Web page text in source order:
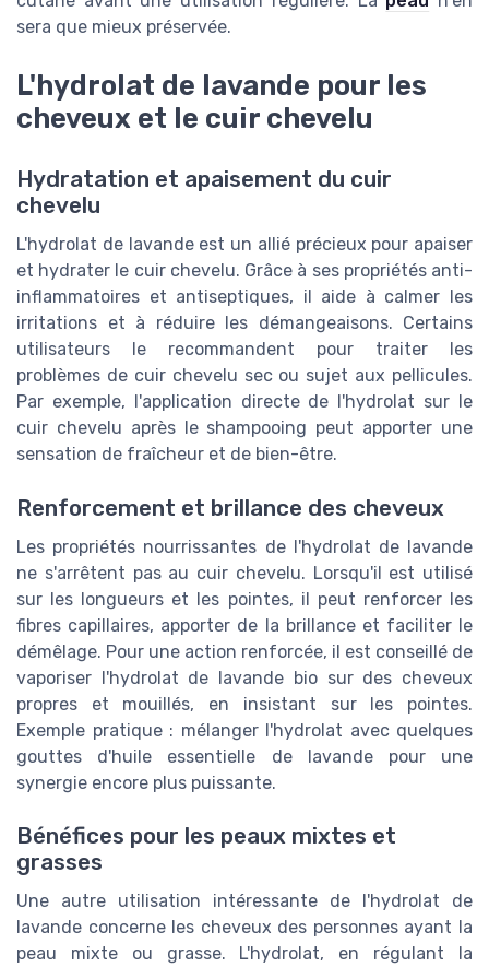
sera que mieux préservée.
L'hydrolat de lavande pour les
cheveux et le cuir chevelu
Hydratation et apaisement du cuir
chevelu
L'hydrolat de lavande est un allié précieux pour apaiser
et hydrater le cuir chevelu. Grâce à ses propriétés anti-
inflammatoires et antiseptiques, il aide à calmer les
irritations et à réduire les démangeaisons. Certains
utilisateurs le recommandent pour traiter les
problèmes de cuir chevelu sec ou sujet aux pellicules.
Par exemple, l'application directe de l'hydrolat sur le
cuir chevelu après le shampooing peut apporter une
sensation de fraîcheur et de bien-être.
Renforcement et brillance des cheveux
Les propriétés nourrissantes de l'hydrolat de lavande
ne s'arrêtent pas au cuir chevelu. Lorsqu'il est utilisé
sur les longueurs et les pointes, il peut renforcer les
fibres capillaires, apporter de la brillance et faciliter le
démêlage. Pour une action renforcée, il est conseillé de
vaporiser l'hydrolat de lavande bio sur des cheveux
propres et mouillés, en insistant sur les pointes.
Exemple pratique : mélanger l'hydrolat avec quelques
gouttes d'huile essentielle de lavande pour une
synergie encore plus puissante.
Bénéfices pour les peaux mixtes et
grasses
Une autre utilisation intéressante de l'hydrolat de
lavande concerne les cheveux des personnes ayant la
peau mixte ou grasse. L'hydrolat, en régulant la